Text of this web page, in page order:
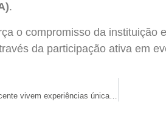
.
o compromisso da instituição
da participação ativa em
Utentes do Lar Residencial São Vicente vivem experiências únicas de cultura, lazer e aprendizagem